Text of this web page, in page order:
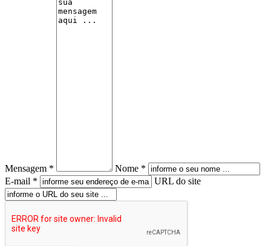
Mensagem *
Nome *
E-mail *
URL do site